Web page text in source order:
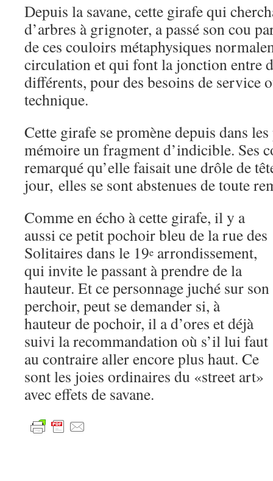
Depuis la savane, cette girafe qui
d’arbres à grignoter, a passé son cou
de ces couloirs métaphysiques
circulation et qui font la jonction entre
différents, pour des besoins de service
technique.
Cette girafe se promène depuis dans
mémoire un fragment d’indicible. Ses
remarqué qu’elle faisait une drôle de
jour, elles se sont abstenues de toute
Comme en écho à cette girafe, il y a
aussi ce petit pochoir bleu de la rue des
Solitaires dans le 19e arrondissement,
qui invite le passant à prendre de la
hauteur. Et ce personnage juché sur son
perchoir, peut se demander si, à
hauteur de pochoir, il a d’ores et déjà
suivi la recommandation où s’il lui faut
au contraire aller encore plus haut. Ce
sont les joies ordinaires du «street art»
avec effets de savane.